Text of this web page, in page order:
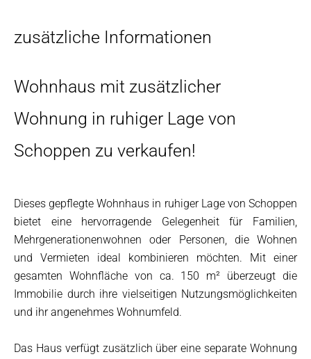
zusätzliche Informationen
Wohnhaus mit zusätzlicher
Wohnung in ruhiger Lage von
Schoppen zu verkaufen!
Dieses gepflegte Wohnhaus in ruhiger Lage von Schoppen
bietet eine hervorragende Gelegenheit für Familien,
Mehrgenerationenwohnen oder Personen, die Wohnen
und Vermieten ideal kombinieren möchten. Mit einer
gesamten Wohnfläche von ca. 150 m² überzeugt die
Immobilie durch ihre vielseitigen Nutzungsmöglichkeiten
und ihr angenehmes Wohnumfeld.
Das Haus verfügt zusätzlich über eine separate Wohnung